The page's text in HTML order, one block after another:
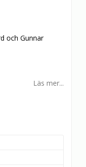
och Gunnar
Läs mer...